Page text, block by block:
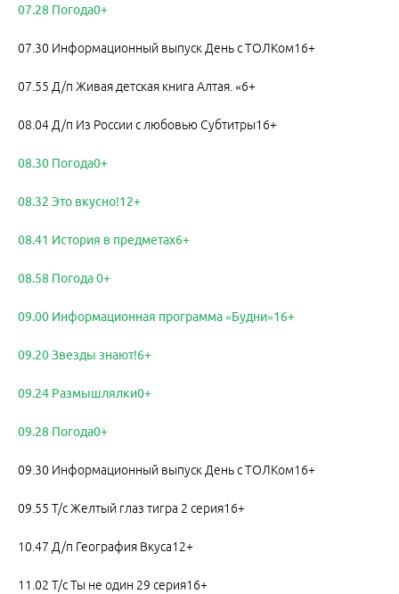
07.28 Погода0+
07.30 Информационный выпуск День с ТОЛКом16+
07.55 Д/п Живая детская книга Алтая. «6+
08.04 Д/п Из России с любовью Субтитры16+
08.30 Погода0+
08.32 Это вкусно!12+
08.41 История в предметах6+
08.58 Погода 0+
09.00 Информационная программа «Будни»16+
09.20 Звезды знают!6+
09.24 Размышлялки0+
09.28 Погода0+
09.30 Информационный выпуск День с ТОЛКом16+
09.55 Т/с Желтый глаз тигра 2 серия16+
10.47 Д/п География Вкуса12+
11.02 Т/с Ты не один 29 серия16+